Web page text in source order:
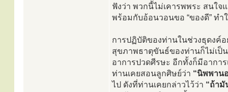
ฟังว่า พวกนี้ไม่เคารพพระ สนใจ
พร้อมกับอ้อนวอนขอ “ของดี” ท
การปฏิบัติของท่านในช่วงธุดงค์อ
สุขภาพธาตุขันธ์ของท่านก็ไม่เป็น
อาการปวดศีรษะ อีกทั้งก็มีอากา
ท่านเคยสอนลูกศิษย์ว่า “นิพพาน
ไป ดังที่ท่านเคยกล่าวไว้ว่า “ถ้ามั